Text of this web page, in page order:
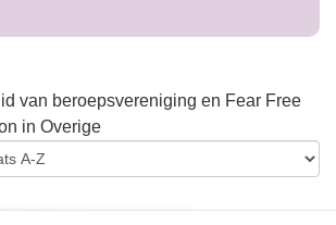
van beroepsvereniging en Fear Free
in Overige